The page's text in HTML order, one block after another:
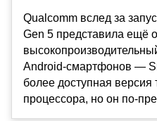
Qualcomm вслед за
Gen 5 представила ещё
Android-смартфонов —
более доступная версия
процессора, но он по-